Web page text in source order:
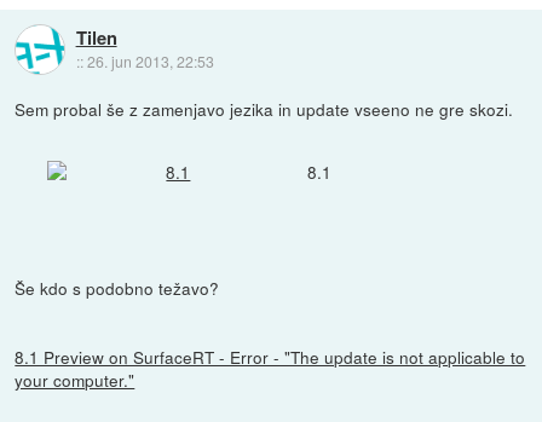
Tilen
::26. jun 2013, 22:53
Sem probal še z zamenjavo jezika in update vseeno ne gre skozi.
8.1
Še kdo s podobno težavo?
8.1 Preview on SurfaceRT - Error - "The update is not applicable to
your computer."